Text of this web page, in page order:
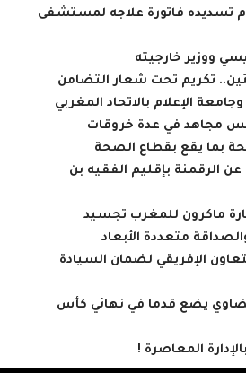
تسديده فاتورة علاجه لمستشفى
ووزير خارجيته
تكريم تحت شعار التضامن
الإعلام بالاتحاد المغربي
مجاهد في عدة خروقات
بما يقع بقطاع الصحة
الرقمنة بإقليم الفقيه بن
ماكرون للمغرب تجسيد
متعددة الأبعاد
الإفريقي لضمان السيادة
يضع قدما في نهائي كأس
المعاصرة !